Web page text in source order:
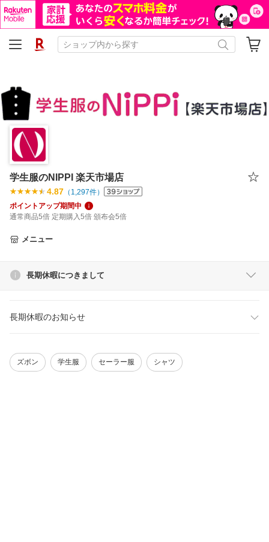
学生服のNIPPI 楽天市場店
4.87 （ 1,297件）
ポイントアップ期間中
通常商品5倍 定期購入5倍 頒布会5倍
メニュー
長期休暇につきまして
長期休暇のお知らせ
ズボン 学生服 セーラー服 シャツ